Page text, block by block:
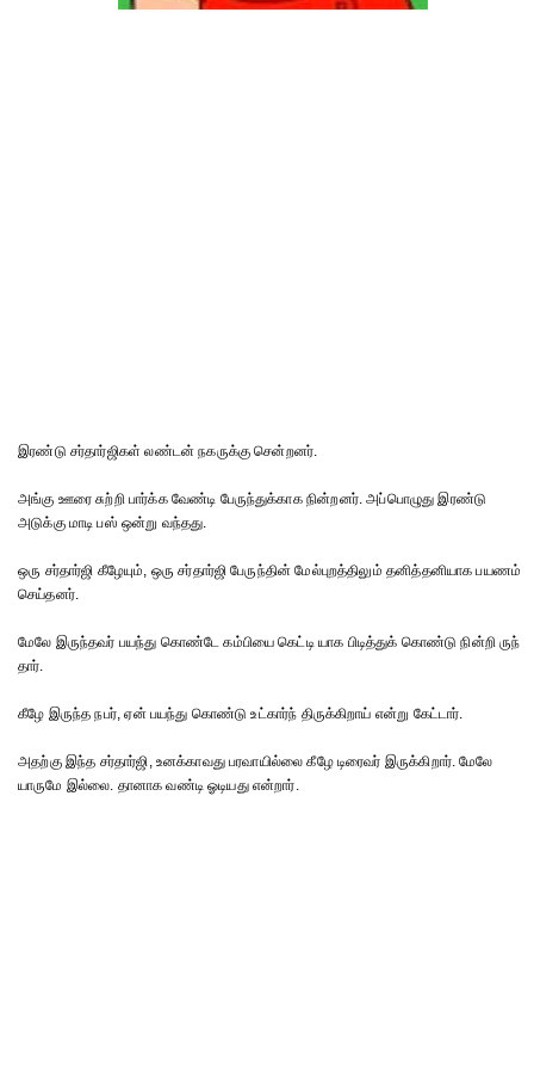
இரண்டு சர்தார்ஜிகள் லண்டன் நகருக்கு சென்றனர்.
அங்கு ஊரை சுற்றி பார்க்க வேண்டி பேருந்துக்காக நின்றனர். அப்பொழுது இரண்டு
அடுக்கு மாடி பஸ் ஒன்று வந்தது.
ஒரு சர்தார்ஜி கீழேயும், ஒரு சர்தார்ஜி பேருந்தின் மேல்புறத்திலும் தனித்தனியாக பயணம்
செய்தனர்.
மேலே இருந்தவர் பயந்து கொண்டே கம்பியை கெட்டி யாக பிடித்துக் கொண்டு நின்றி ருந்
தார்.
கீழே இருந்த நபர், ஏன் பயந்து கொண்டு உட்கார்ந் திருக்கிறாய் என்று கேட்டார்.
அதற்கு இந்த சர்தார்ஜி, உனக்காவது பரவாயில்லை கீழே டிரைவர் இருக்கிறார். மேலே
யாருமே இல்லை. தானாக வண்டி ஓடியது என்றார்.